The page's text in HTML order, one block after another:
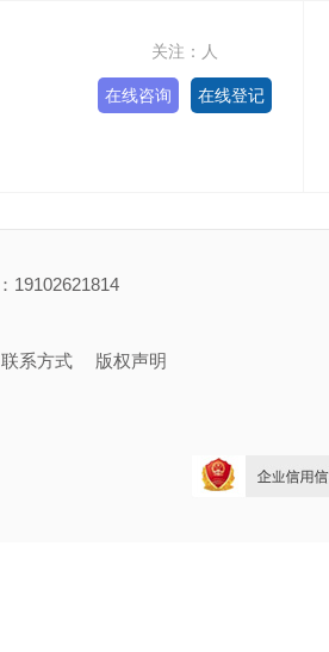
关注：人
在线咨询 在线登记
19102621814
联系方式 版权声明